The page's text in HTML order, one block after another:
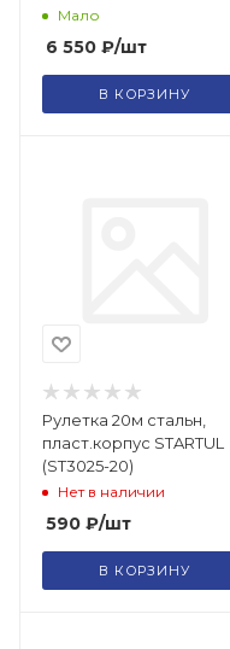
(зеленый), 0,08 - 80 м, +-
2 мм) (1323465)
Мало
6 550 ₽/шт
В КОРЗИНУ
Рулетка 20м стальн,
пласт.корпус STARTUL
(ST3025-20)
Нет в наличии
590 ₽/шт
В КОРЗИНУ